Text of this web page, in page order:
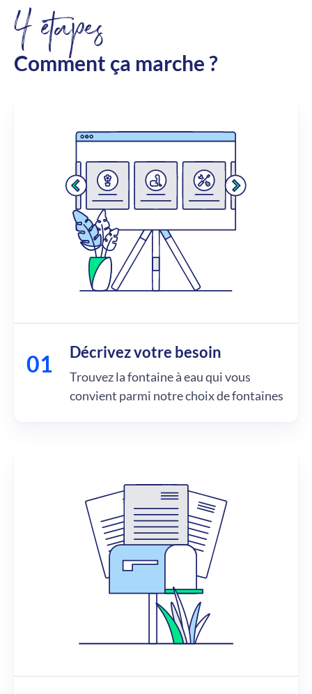
4 étapes
Comment ça marche ?
Décrivez votre besoin
Trouvez la fontaine à eau qui vous
convient parmi notre choix de fontaines